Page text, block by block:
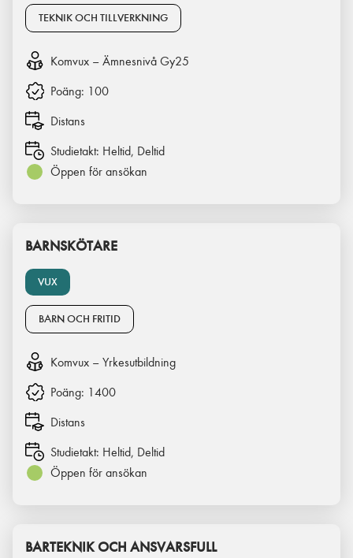
TEKNIK OCH TILLVERKNING
Komvux – Ämnesnivå Gy25
Poäng: 100
Distans
Studietakt: Heltid, Deltid
Öppen för ansökan
VUX
BARNSKÖTARE
BARN OCH FRITID
Komvux – Yrkesutbildning
Poäng: 1400
Distans
Studietakt: Heltid, Deltid
Öppen för ansökan
BARTEKNIK OCH ANSVARSFULL